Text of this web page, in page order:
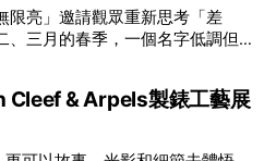
聯合呈獻，以共融藝術為核心，
界各地的優秀節目，更致力於在
生態。今年更首度與本地兩大旗
意義的作品《遊延》及《弦上光
& Arpels製錶工藝展